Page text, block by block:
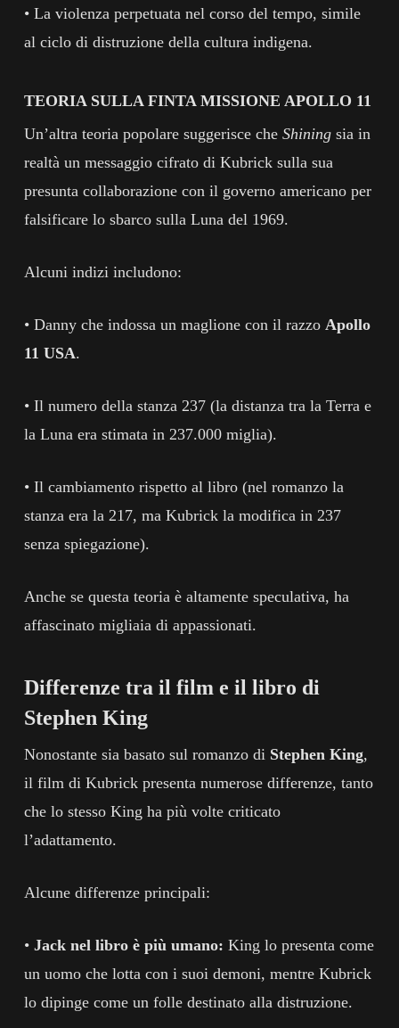
• La violenza perpetuata nel corso del tempo, simile
al ciclo di distruzione della cultura indigena.
TEORIA SULLA FINTA MISSIONE APOLLO 11
Un’altra teoria popolare suggerisce che Shiningsia in
realtà un messaggio cifrato di Kubrick sulla sua
presunta collaborazione con il governo americano per
falsificare lo sbarco sulla Luna del 1969.
Alcuni indizi includono:
• Danny che indossa un maglione con il razzo Apollo
11 USA.
• Il numero della stanza 237 (la distanza tra la Terra e
la Luna era stimata in 237.000 miglia).
• Il cambiamento rispetto al libro (nel romanzo la
stanza era la 217, ma Kubrick la modifica in 237
senza spiegazione).
Anche se questa teoria è altamente speculativa, ha
affascinato migliaia di appassionati.
Differenze tra il film e il libro di
Stephen King
Nonostante sia basato sul romanzo di Stephen King,
il film di Kubrick presenta numerose differenze, tanto
che lo stesso King ha più volte criticato
l’adattamento.
Alcune differenze principali:
• Jack nel libro è più umano: King lo presenta come
un uomo che lotta con i suoi demoni, mentre Kubrick
lo dipinge come un folle destinato alla distruzione.